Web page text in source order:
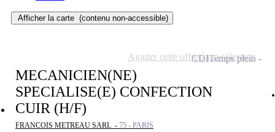
Afficher la carte (contenu non-accessible)
MECANICIEN(NE)
SPECIALISE(E) CONFECTION
CUIR (H/F)
FRANCOIS METREAU SARL - 75 - PARIS
CDITemps plein
Ajouter cette offre à ma sélection